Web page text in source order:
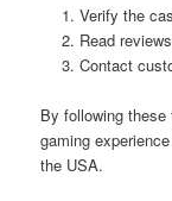
Verify the
Read
Contact
By following
gaming
the USA.